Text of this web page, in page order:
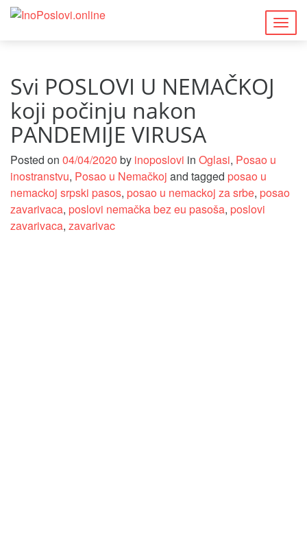
Svi POSLOVI U NEMAČKOJ
koji počinju nakon
PANDEMIJE VIRUSA
Posted on 04/04/2020 by inoposlovi in Oglasi, Posao u
inostranstvu, Posao u Nemačkoj and tagged posao u
nemackoj srpski pasos, posao u nemackoj za srbe, posao
zavarivaca, poslovi nemačka bez eu pasoša, poslovi
zavarivaca, zavarivac